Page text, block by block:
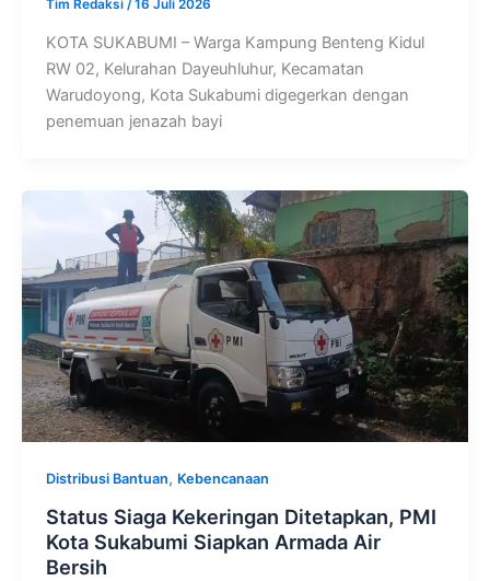
Tim Redaksi / 16 Juli 2026
KOTA SUKABUMI – Warga Kampung Benteng Kidul
RW 02, Kelurahan Dayeuhluhur, Kecamatan
Warudoyong, Kota Sukabumi digegerkan dengan
penemuan jenazah bayi
Distribusi Bantuan, Kebencanaan
Status Siaga Kekeringan Ditetapkan, PMI
Kota Sukabumi Siapkan Armada Air
Bersih